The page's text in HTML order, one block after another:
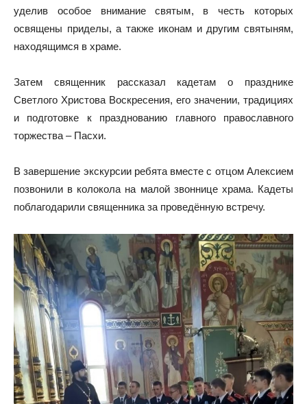
уделив особое внимание святым, в честь которых
освящены приделы, а также иконам и другим святыням,
находящимся в храме.
Затем священник рассказал кадетам о празднике
Светлого Христова Воскресения, его значении, традициях
и подготовке к празднованию главного православного
торжества – Пасхи.
В завершение экскурсии ребята вместе с отцом Алексием
позвонили в колокола на малой звоннице храма. Кадеты
поблагодарили священника за проведённую встречу.